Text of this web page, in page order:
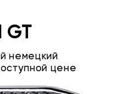
GT
немецкий
цене